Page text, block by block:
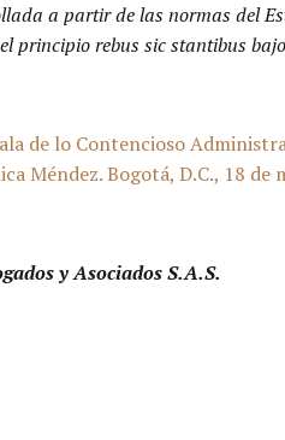
a partir de las normas del
principio rebus sic stantibus
de lo Contencioso
Méndez. Bogotá, D.C., 18 de
y Asociados S.A.S.